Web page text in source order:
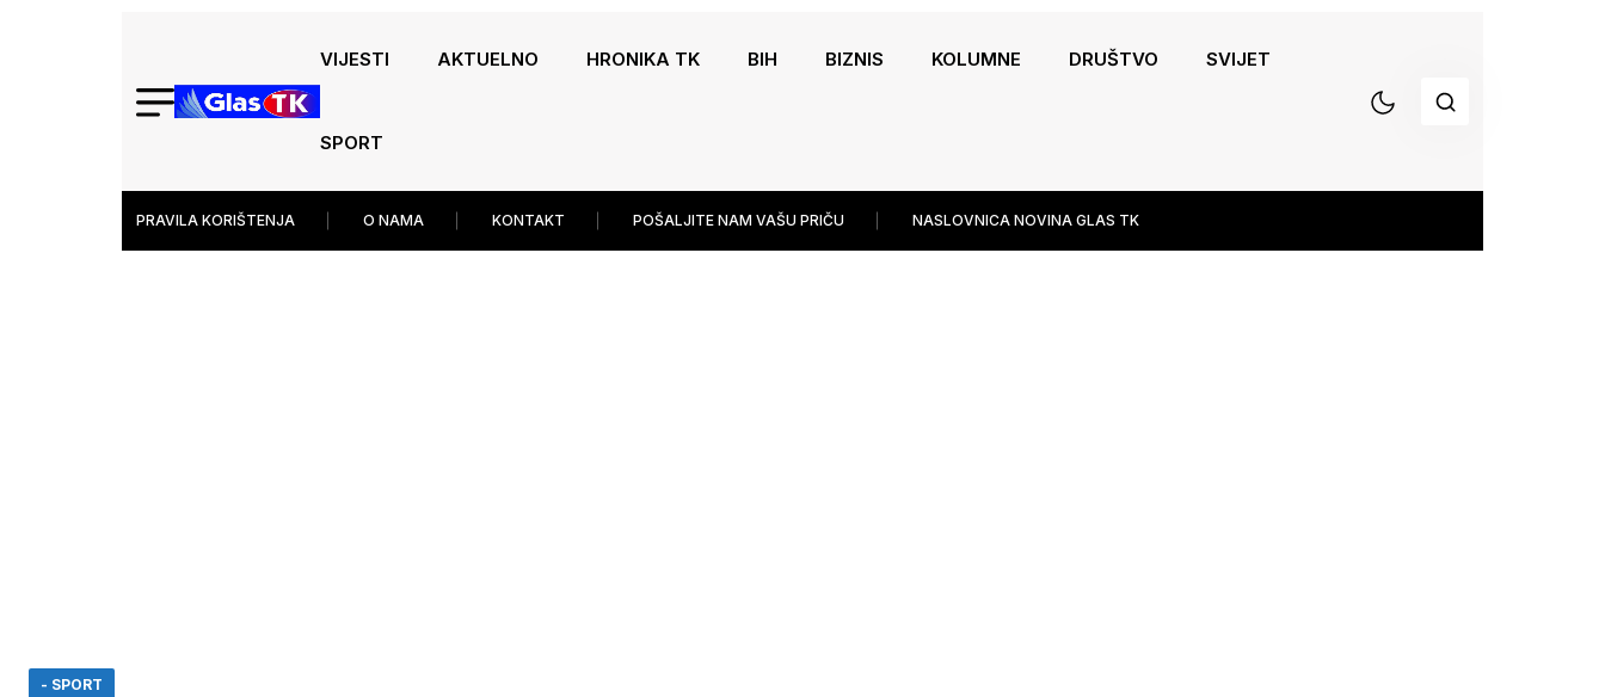
VIJESTI AKTUELNO HRONIKA TK BIH BIZNIS KOLUMNE DRUŠTVO SVIJET
SPORT
PRAVILA KORIŠTENJA O NAMA KONTAKT POŠALJITE NAM VAŠU PRIČU NASLOVNICA NOVINA GLAS TK
- SPORT